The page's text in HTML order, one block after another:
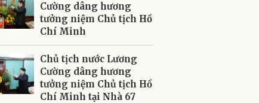
Cường dâng hương
tưởng niệm Chủ tịch Hồ
Chí Minh
Chủ tịch nước Lương
Cường dâng hương
tưởng niệm Chủ tịch Hồ
Chí Minh tại Nhà 67